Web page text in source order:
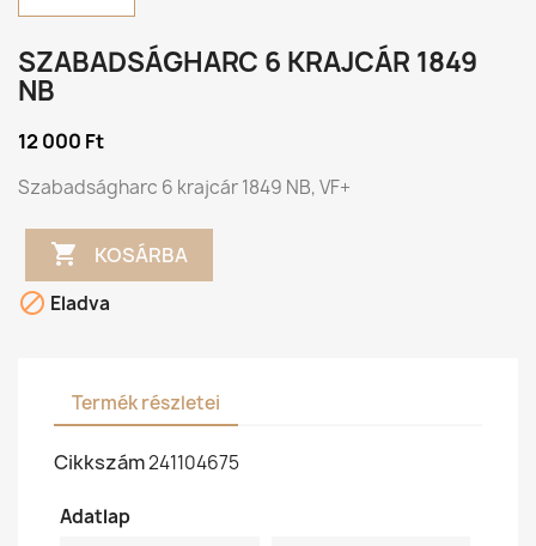
SZABADSÁGHARC 6 KRAJCÁR 1849
NB
12 000 Ft
Szabadságharc 6 krajcár 1849 NB, VF+
 KOSÁRBA
 Eladva
Termék részletei
Cikkszám241104675
Adatlap